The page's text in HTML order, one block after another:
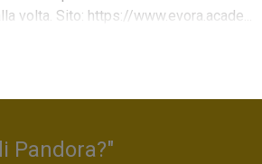
volta. Sito: https://www.evora.acade...
Pandora?"